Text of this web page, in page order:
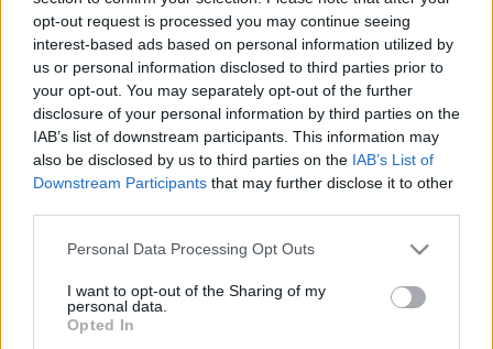
opt-out request is processed you may continue seeing
interest-based ads based on personal information utilized by
us or personal information disclosed to third parties prior to
your opt-out. You may separately opt-out of the further
disclosure of your personal information by third parties on the
IAB’s list of downstream participants. This information may
also be disclosed by us to third parties on the IAB’s List of
Downstream Participants that may further disclose it to other
Please note that this website/app uses one or more Google
not limited to your visit or usage behaviour. You may click to
grant or deny consent to Google and its third-party tags to
use your data for below specified purposes in below Google
Personal Data Processing Opt Outs
I want to opt-out of the Sharing of my
personal data.
Opted In
Η Πάτρα είναι μια πόλη με έντονο χαρακτήρα.
Ζωντανή, σύγχρονη και γεμάτη αντιθέσεις, που
ενώνει τηθαλάσσια αύρα της με έναν διαρκώς
εξελισσόμενο urban παλμό. Ανάμεσα στα πιο
elegant σημεία της πόλης, το